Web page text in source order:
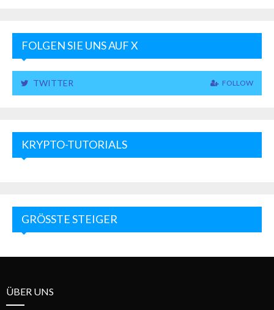
FOLGEN SIE UNS AUF X
TWITTER FOLLOW
KRYPTO-TUTORIALS
GRÖSSTE STEIGER
ÜBER UNS